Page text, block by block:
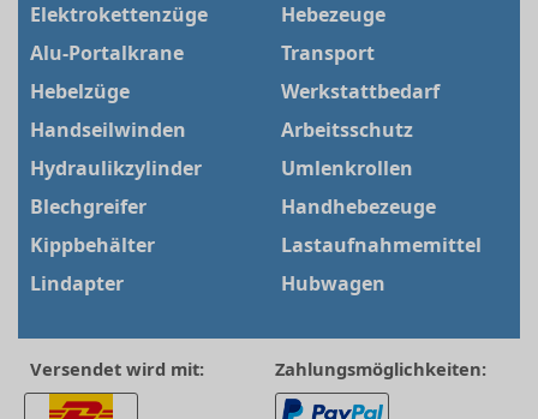
Elektrokettenzüge
Alu-Portalkrane
Hebelzüge
Handseilwinden
Hydraulikzylinder
Blechgreifer
Kippbehälter
Lindapter
Hebezeuge
Transport
Werkstattbedarf
Arbeitsschutz
Umlenkrollen
Handhebezeuge
Lastaufnahmemittel
Hubwagen
Versendet wird mit: Zahlungsmöglichkeiten: